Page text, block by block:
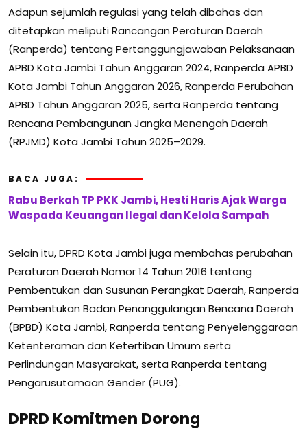
Adapun sejumlah regulasi yang telah dibahas dan
ditetapkan meliputi Rancangan Peraturan Daerah
(Ranperda) tentang Pertanggungjawaban Pelaksanaan
APBD Kota Jambi Tahun Anggaran 2024, Ranperda APBD
Kota Jambi Tahun Anggaran 2026, Ranperda Perubahan
APBD Tahun Anggaran 2025, serta Ranperda tentang
Rencana Pembangunan Jangka Menengah Daerah
(RPJMD) Kota Jambi Tahun 2025–2029.
BACA JUGA:
Rabu Berkah TP PKK Jambi, Hesti Haris Ajak Warga
Waspada Keuangan Ilegal dan Kelola Sampah
Selain itu, DPRD Kota Jambi juga membahas perubahan
Peraturan Daerah Nomor 14 Tahun 2016 tentang
Pembentukan dan Susunan Perangkat Daerah, Ranperda
Pembentukan Badan Penanggulangan Bencana Daerah
(BPBD) Kota Jambi, Ranperda tentang Penyelenggaraan
Ketenteraman dan Ketertiban Umum serta
Perlindungan Masyarakat, serta Ranperda tentang
Pengarusutamaan Gender (PUG).
DPRD Komitmen Dorong